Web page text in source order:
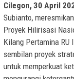
Cilegon, 30 April
Subianto,
Proyek Hilirisasi
Kilang Pertamina RU
sembilan proyek
untuk memperkuat